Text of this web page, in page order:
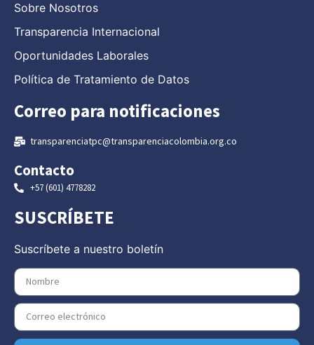
Sobre Nosotros
Transparencia Internacional
Oportunidades Laborales
Política de Tratamiento de Datos
Correo para notificaciones
transparenciatpc@transparenciacolombia.org.co
Contacto
+57 (601) 4778282
SUSCRÍBETE
Suscríbete a nuestro boletín